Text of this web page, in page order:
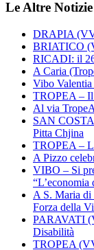
Le Altre Notizie
DRAPIA
BRIATICO
RICADI: il 26
A Caria
Vibo
TROPEA – Il
Al via
SAN
Pitta Chjina
TROPEA –
A Pizzo
VIBO – Si
“L’economia
A S. Maria di
Forza della
PARAVATI
Disabilità
TROPEA